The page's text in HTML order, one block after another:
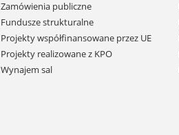
Zamówienia publiczne
Fundusze strukturalne
Projekty współfinansowane przez UE
Projekty realizowane z KPO
Wynajem sal